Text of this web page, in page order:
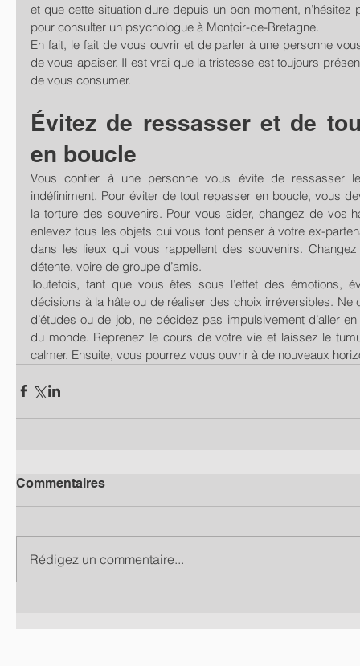
et que cette situation dure depuis un bon moment, n’hésitez
pour consulter un psychologue à Montoir-de-Bretagne.
En fait, le fait de vous ouvrir et de parler à une personne
de vous apaiser. Il est vrai que la tristesse est toujours
de vous consumer.
Évitez de ressasser et de
en boucle
Vous confier à une personne vous évite de ressasser
indéfiniment. Pour éviter de tout repasser en boucle, vous
la torture des souvenirs. Pour vous aider, changez de vos
enlevez tous les objets qui vous font penser à votre ex-
dans les lieux qui vous rappellent des souvenirs.
détente, voire de groupe d’amis.
Toutefois, tant que vous êtes sous l’effet des émotions,
décisions à la hâte ou de réaliser des choix irréversibles. Ne
d’études ou de job, ne décidez pas impulsivement d’aller
du monde. Reprenez le cours de votre vie et laissez le
calmer. Ensuite, vous pourrez vous ouvrir à de nouveaux
Commentaires
Rédigez un commentaire...